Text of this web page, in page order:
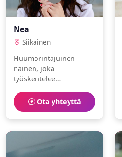
Nea
Siikainen
Huumorintajuinen
nainen, joka
työskentelee
Vapaa-aika kuluu
puutarhanhoito ja viinit
parissa.
Ota yhteyttä